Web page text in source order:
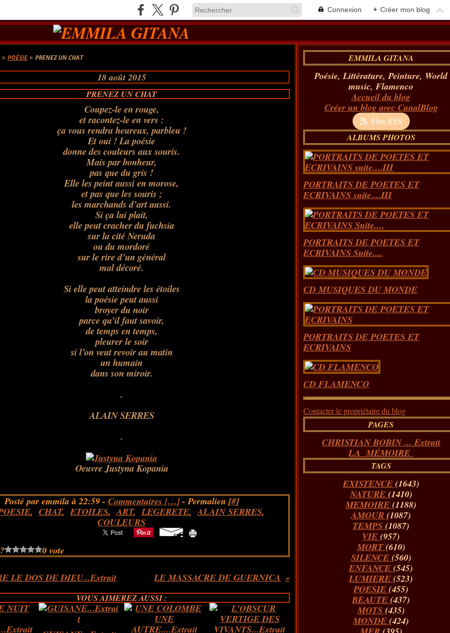
Connexion + Créer mon blog
> POÉSIE > PRENEZ UN CHAT
18 août 2015
PRENEZ UN CHAT
Coupez-le en rouge,
et racontez-le en vers :
ça vous rendra heureux, parbleu !
Et oui ! La poésie
donne des couleurs aux souris.
Mais par bonheur,
pas que du gris !
Elle les peint aussi en morose,
et pas que les souris ;
les marchands d’art aussi.
Si ça lui plait,
elle peut cracher du fuchsia
sur la cité Neruda
ou du mordoré
sur le rire d’un général
mal décoré.
Si elle peut atteindre les étoiles
la poésie peut aussi
broyer du noir
parce qu’il faut savoir,
de temps en temps,
pleurer le soir
si l’on veut revoir au matin
un humain
dans son miroir.
.
ALAIN SERRES
.
Oeuvre Justyna Kopania
Posté par emmila à 22:59 - Commentaires […]- Permalien [#]
, CHAT,ETOILES,ART,LEGERETE,ALAIN SERRES,
COULEURS
0 vote
LE DOS DE DIEU...Extrait LE MASSACRE DE GUERNICA
VOUS AIMEREZ AUSSI :
EMMILA GITANA
Poésie, Littérature, Peinture, World
music, Flamenco
Accueil du blog
Créer un blog avec CanalBlog
Flux RSS
ALBUMS PHOTOS
PORTRAITS DE POETES ET
ECRIVAINS suite....III
PORTRAITS DE POETES ET
ECRIVAINS Suite....
CD MUSIQUES DU MONDE
PORTRAITS DE POETES ET
ECRIVAINS
CD FLAMENCO
Contacter le propriétaire du blog
PAGES
CHRISTIAN BOBIN ... Extrait
LA MÉMOIRE
TAGS
EXISTENCE (1643)
NATURE (1410)
MEMOIRE(1188)
AMOUR(1087)
TEMPS(1087)
VIE(957)
MORT(610)
SILENCE (560)
ENFANCE(545)
LUMIERE(523)
POESIE(455)
BEAUTE(437)
MOTS (435)
MONDE(424)